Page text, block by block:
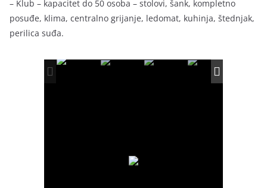
– Klub – kapacitet do 50 osoba – stolovi, šank, kompletno
posuđe, klima, centralno grijanje, ledomat, kuhinja, štednjak,
perilica suđa.